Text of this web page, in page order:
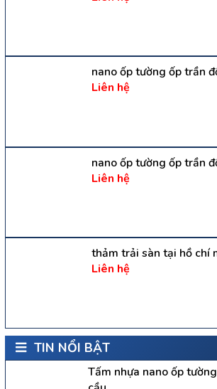
nano ốp tường ốp trần
Liên hệ
nano ốp tường ốp trần
Liên hệ
thảm trải sàn tại hồ chí
Liên hệ
TIN NỔI BẬT
Tấm nhựa nano ốp